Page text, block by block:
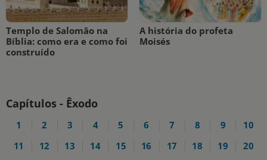
Templo de Salomão na
Bíblia: como era e como foi
construído
A história do profeta
Moisés
Capítulos - Êxodo
1 2 3 4 5 6 7 8 9
10
11
12 13 14 15 16 17 18 19
20